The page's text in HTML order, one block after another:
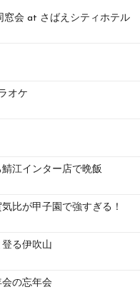
窓会 at さばえシティホテル
オケ
江インター店で晩飯
比が甲子園で強すぎる！
登る伊吹山
の忘年会